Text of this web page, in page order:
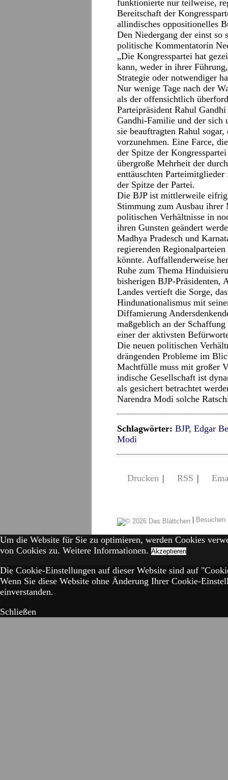
funktionierte nur teilweise,
Bereitschaft der
allindisches oppositionelles
Den Niedergang der einst so
politische Kommentatorin
„Die Kongresspartei hat
kann, weder in ihrer
Strategie oder notwendiger
Nur wenige Tage nach der
als der offensichtlich
Parteipräsident Rahul
Gandhi-Familie und der sich
sie beauftragten Rahul
vorzunehmen. Eine Farce,
der Spitze der
übergroße Mehrheit der
enttäuschten
der Spitze der Partei.
Die BJP ist mittlerweile
Stimmung zum Ausbau ihrer
politischen Verhältnisse in
ihren Gunsten geändert
Madhya Pradesch und
regierenden
könnte. Auffallenderweise
Ruhe zum Thema
bisherigen BJP-Präsidenten,
Landes vertieft die Sorge,
Hindunationalismus mit
Diffamierung
maßgeblich an der
einer der aktivsten
Die neuen politischen
drängenden Probleme im
Machtfülle muss mit großer
indische Gesellschaft ist
als gesichert betrachtet
Narendra Modi solche
Schlagwörter: BJP, Edgar
Modi
Drucken | RSS |
|
Um die Website für Sie zu optimieren, werden Cookies
von Cookies zu. Weitere Informationen. Akzeptieren
Die Cookie-Einstellungen auf dieser Website sind auf
Wenn Sie diese Website ohne Änderung Ihrer Cookie-
einverstanden.
Schließen